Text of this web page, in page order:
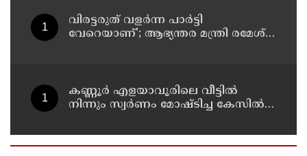
വിരട്ടരുത് വളര്‍ന്ന പാര്‍ട്ടി
വേറെയാണ്'; ആഭ്യന്തര മന്ത്രി രമേശ്
കണ്ണൂർ എളയാവൂരിലെ വീട്ടിൽ
നിന്നും സ്വർണം മോഷ്ടിച്ച കേസിൽ